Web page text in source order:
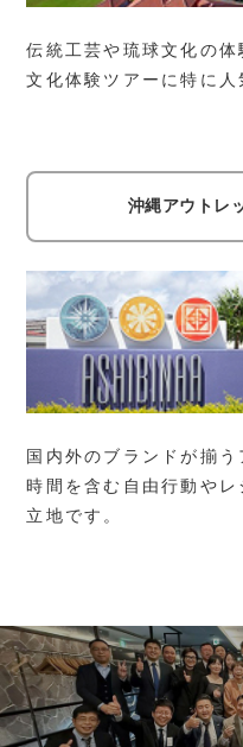
伝統工芸や琉球文化の
文化体験ツアーに特に人
沖縄アウトレ
国内外のブランドが揃
時間を含む自由行動や
立地です。